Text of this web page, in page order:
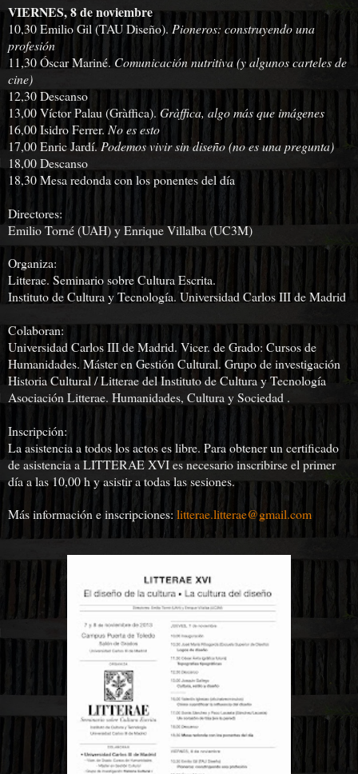
VIERNES, 8 de noviembre
10,30 Emilio Gil (TAU Diseño). Pioneros: construyendo una
profesión
11,30 Óscar Mariné. Comunicación nutritiva (y algunos carteles de
cine)
12,30 Descanso
13,00 Víctor Palau (Gràffica). Gràffica, algo más que imágenes
16,00 Isidro Ferrer. No es esto
17,00 Enric Jardí.Podemos vivir sin diseño (no es una pregunta)
18,00 Descanso
18,30 Mesa redonda con los ponentes del día
Directores:
Emilio Torné (UAH) y Enrique Villalba (UC3M)
Organiza:
Litterae. Seminario sobre Cultura Escrita.
Instituto de Cultura y Tecnología. Universidad Carlos III de Madrid
Colaboran:
Universidad Carlos III de Madrid. Vicer. de Grado: Cursos de
Humanidades. Máster en Gestión Cultural. Grupo de investigación
Historia Cultural / Litterae del Instituto de Cultura y Tecnología
Asociación Litterae. Humanidades, Cultura y Sociedad .
Inscripción:
La asistencia a todos los actos es libre. Para obtener un certificado
de asistencia a LITTERAE XVI es necesario inscribirse el primer
día a las 10,00 h y asistir a todas las sesiones.
Más información e inscripciones: litterae.litterae@gmail.com